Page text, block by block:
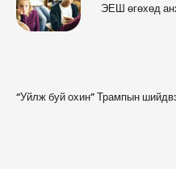
ЭЕШ өгөхөд
“Уйлж буй охин” Трампын